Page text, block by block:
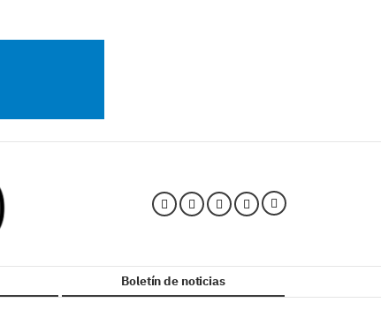
Boletín de noticias